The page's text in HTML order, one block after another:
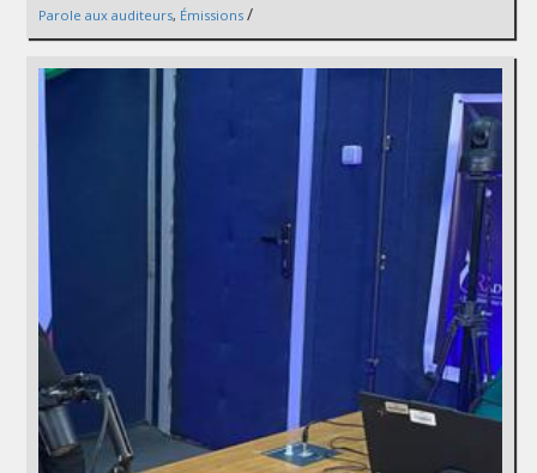
Parole aux auditeurs, Émissions /